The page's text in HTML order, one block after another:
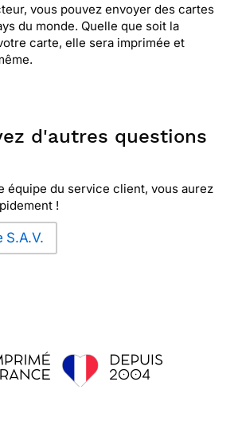
vous pouvez envoyer des cartes
du monde. Quelle que soit la
carte, elle sera imprimée et
d'autres questions
équipe du service client, vous aurez
!
S.A.V.